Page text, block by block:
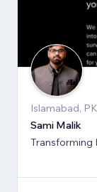
Islamabad, PK
Sami Malik
Transforming